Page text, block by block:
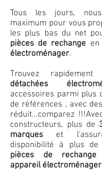
Tous les jours,
maximum pour vous
les plus bas du net
pièces de rechange
électroménager.
Trouvez
détachées
accessoires parmi plus
de références , avec
réduit...comparez !!!
constructeurs, plus de
marques et
disponibilité à plus
pièces de rechange
appareil électroménager